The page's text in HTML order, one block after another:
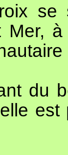
se
Mer,
du
est